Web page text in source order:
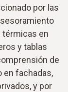
por las
térmicas en
y tablas
de
en fachadas,
y por